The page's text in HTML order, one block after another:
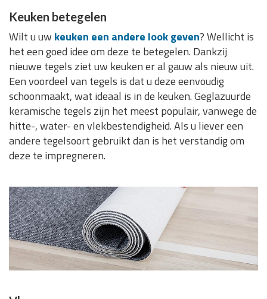
Keuken betegelen
Wilt u uw keuken een andere look geven? Wellicht is
het een goed idee om deze te betegelen. Dankzij
nieuwe tegels ziet uw keuken er al gauw als nieuw uit.
Een voordeel van tegels is dat u deze eenvoudig
schoonmaakt, wat ideaal is in de keuken. Geglazuurde
keramische tegels zijn het meest populair, vanwege de
hitte-, water- en vlekbestendigheid. Als u liever een
andere tegelsoort gebruikt dan is het verstandig om
deze te impregneren.